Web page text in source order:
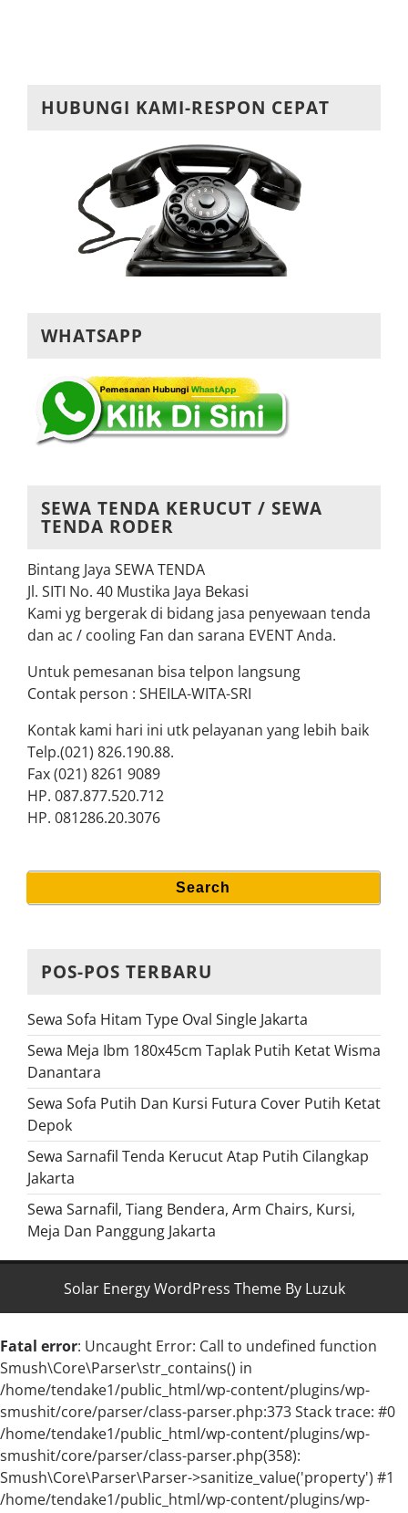
HUBUNGI KAMI-RESPON CEPAT
WHATSAPP
SEWA TENDA KERUCUT / SEWA
TENDA RODER
Bintang Jaya SEWA TENDA
Jl. SITI No. 40 Mustika Jaya Bekasi
Kami yg bergerak di bidang jasa penyewaan tenda
dan ac / cooling Fan dan sarana EVENT Anda.
Untuk pemesanan bisa telpon langsung
Contak person : SHEILA-WITA-SRI
Kontak kami hari ini utk pelayanan yang lebih baik
Telp.(021) 826.190.88.
Fax (021) 8261 9089
HP. 087.877.520.712
HP. 081286.20.3076
Search
for:
Search
POS-POS TERBARU
Sewa Sofa Hitam Type Oval Single Jakarta
Sewa Meja Ibm 180x45cm Taplak Putih Ketat Wisma
Danantara
Sewa Sofa Putih Dan Kursi Futura Cover Putih Ketat
Depok
Sewa Sarnafil Tenda Kerucut Atap Putih Cilangkap
Jakarta
Sewa Sarnafil, Tiang Bendera, Arm Chairs, Kursi,
Meja Dan Panggung Jakarta
Solar Energy WordPress Theme By Luzuk
Fatal error: Uncaught Error: Call to undefined function
Smush\Core\Parser\str_contains() in
/home/tendake1/public_html/wp-content/plugins/wp-
smushit/core/parser/class-parser.php:373 Stack trace: #0
/home/tendake1/public_html/wp-content/plugins/wp-
smushit/core/parser/class-parser.php(358):
Smush\Core\Parser\Parser->sanitize_value('property') #1
/home/tendake1/public_html/wp-content/plugins/wp-